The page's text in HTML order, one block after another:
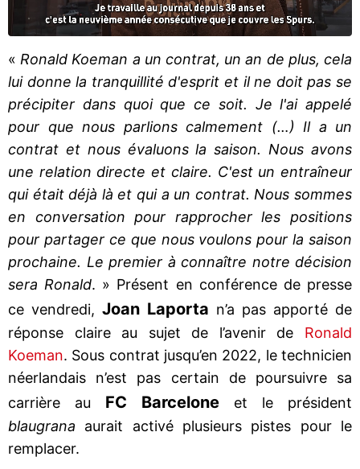
« Ronald Koeman a un contrat, un an de plus, cela
lui donne la tranquillité d'esprit et il ne doit pas se
précipiter dans quoi que ce soit. Je l'ai appelé
pour que nous parlions calmement (…) Il a un
contrat et nous évaluons la saison. Nous avons
une relation directe et claire. C'est un entraîneur
qui était déjà là et qui a un contrat. Nous sommes
en conversation pour rapprocher les positions
pour partager ce que nous voulons pour la saison
prochaine. Le premier à connaître notre décision
sera Ronald. » Présent en conférence de presse
ce vendredi, Joan Laporta n’a pas apporté de
réponse claire au sujet de l’avenir de Ronald
Koeman. Sous contrat jusqu’en 2022, le technicien
néerlandais n’est pas certain de poursuivre sa
carrière au FC Barcelone et le président
blaugrana aurait activé plusieurs pistes pour le
remplacer.